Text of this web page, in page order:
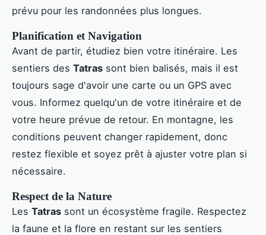
prévu pour les randonnées plus longues.
Planification et Navigation
Avant de partir, étudiez bien votre itinéraire. Les
sentiers des Tatras sont bien balisés, mais il est
toujours sage d'avoir une carte ou un GPS avec
vous. Informez quelqu'un de votre itinéraire et de
votre heure prévue de retour. En montagne, les
conditions peuvent changer rapidement, donc
restez flexible et soyez prêt à ajuster votre plan si
nécessaire.
Respect de la Nature
Les Tatras sont un écosystème fragile. Respectez
la faune et la flore en restant sur les sentiers